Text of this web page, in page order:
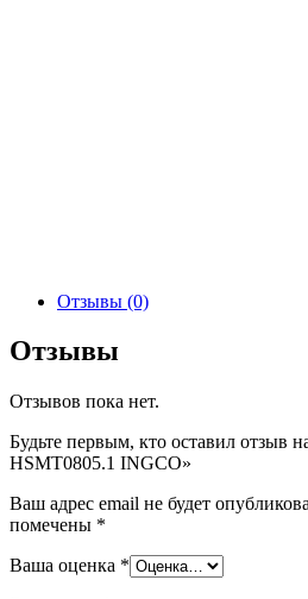
Отзывы (0)
Отзывы
Отзывов пока нет.
Будьте первым, кто оставил отзыв
HSMT0805.1 INGCO»
Ваш адрес email не будет
помечены *
Ваша оценка *